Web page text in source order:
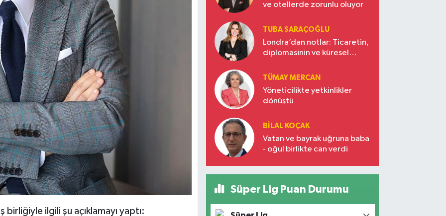
birliğiyle ilgili şu açıklamayı yaptı:
ve otellerde zorunlu oluyor
TUBA SARAÇOĞLU
Londra’dan notlar: Ticaretin,
diplomasinin ve küresel
Türkiye’nin yükselen gücü
TÜMAY MERCAN
Yöneticilikte yetkinlikler
dönüştü
BILAL KOÇAK
Vatan ve bayrak uğruna baba
- oğul birlikte can verdi
Süper Lig Puan Durumu